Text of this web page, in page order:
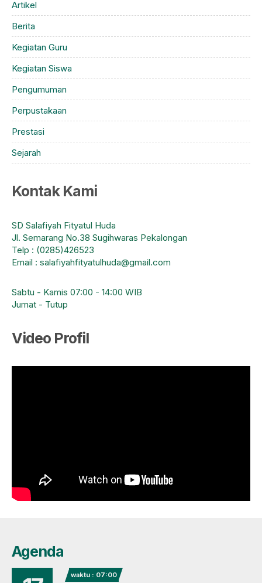
Artikel
Berita
Kegiatan Guru
Kegiatan Siswa
Pengumuman
Perpustakaan
Prestasi
Sejarah
Kontak Kami
SD Salafiyah Fityatul Huda
Jl. Semarang No.38 Sugihwaras Pekalongan
Telp : (0285)426523
Email : salafiyahfityatulhuda@gmail.com
Sabtu - Kamis 07:00 - 14:00 WIB
Jumat - Tutup
Video Profil
Agenda
waktu : 07:00